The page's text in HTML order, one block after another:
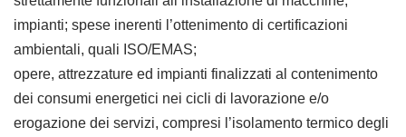
impianti; spese inerenti l’ottenimento di certificazioni
ambientali, quali ISO/EMAS;
opere, attrezzature ed impianti finalizzati al contenimento
dei consumi energetici nei cicli di lavorazione e/o
erogazione dei servizi, compresi l’isolamento termico degli